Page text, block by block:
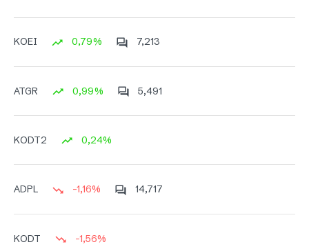
KOEI 0,79% 7,213
ATGR 0,99% 5,491
KODT2 0,24%
ADPL -1,16% 14,717
KODT -1,56%